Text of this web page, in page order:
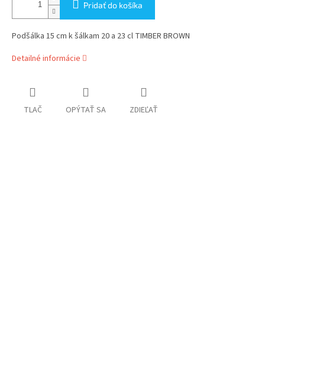
Pridať do košíka
Podšálka 15 cm k šálkam 20 a 23 cl TIMBER BROWN
Detailné informácie
TLAČ OPÝTAŤ SA ZDIEĽAŤ